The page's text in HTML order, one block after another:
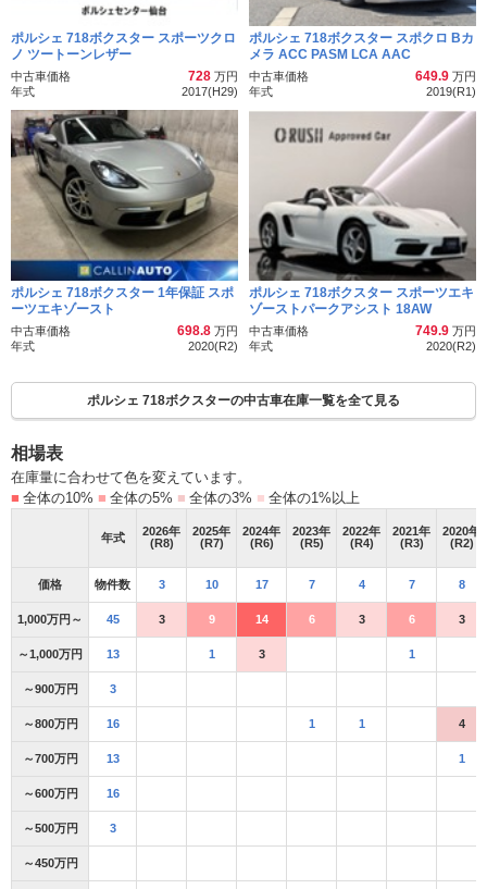
ポルシェ 718ボクスター スポーツクロ
ノ ツートーンレザー
中古車価格 728 万円
年式
2017(H29)
ポルシェ 718ボクスター スポクロ Bカ
メラ ACC PASM LCA AAC
中古車価格 649.9 万円
年式
2019(R1)
ポルシェ 718ボクスター 1年保証 スポ
ーツエキゾースト
中古車価格 698.8 万円
年式
2020(R2)
ポルシェ 718ボクスター スポーツエキ
ゾーストパークアシスト 18AW
中古車価格 749.9 万円
年式
2020(R2)
ポルシェ 718ボクスターの中古車在庫一覧を全て見る
相場表
在庫量に合わせて色を変えています。
■ 全体の10% ■ 全体の5% ■ 全体の3% ■ 全体の1%以上
年式 2026年
(R8)
2025年
(R7)
2024年
(R6)
2023年
(R5)
2022年
(R4)
2021年
(R3)
2020年
(R2)
価格 物件数 3 10 17 7 4 7 8
1,000万円～ 45 3 9 14 6 3 6 3
～1,000万円 13 1 3 1
～900万円 3
～800万円 16 1 1 4
～700万円 13 1
～600万円 16
～500万円 3
～450万円